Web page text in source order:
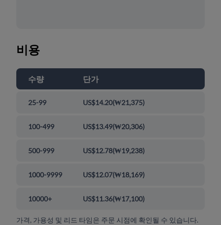
비용
수량 단가
25-99 US$14.20(₩21,375)
100-499 US$13.49(₩20,306)
500-999 US$12.78(₩19,238)
1000-9999 US$12.07(₩18,169)
10000+ US$11.36(₩17,100)
가격, 가용성 및 리드 타임은 주문 시점에 확인될 수 있습니다.